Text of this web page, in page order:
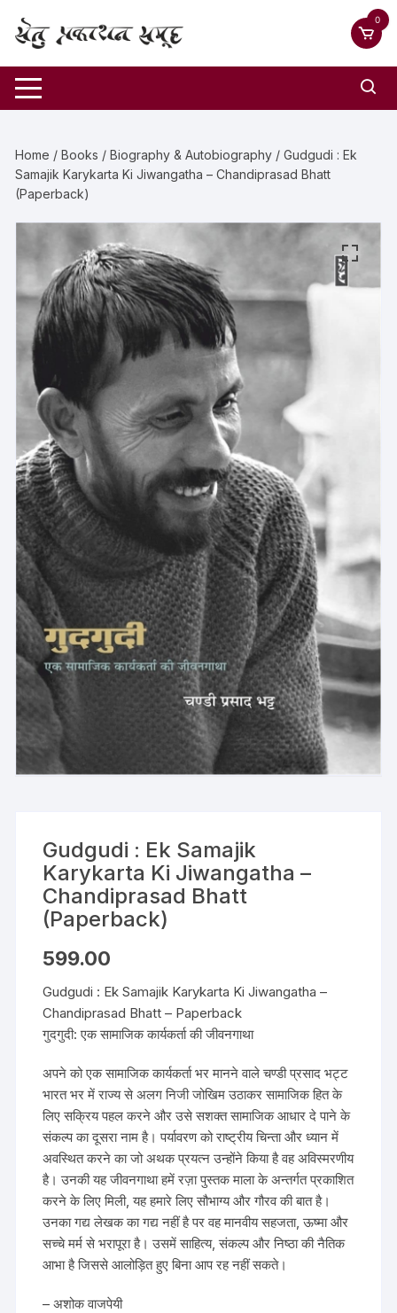
0
Home /Books /Biography & Autobiography / Gudgudi : Ek
Samajik Karykarta Ki Jiwangatha – Chandiprasad Bhatt
(Paperback)
Gudgudi : Ek Samajik
Karykarta Ki Jiwangatha –
Chandiprasad Bhatt
(Paperback)
599.00
Gudgudi : Ek Samajik Karykarta Ki Jiwangatha –
Chandiprasad Bhatt – Paperback
गुदगुदी: एक सामाजिक कार्यकर्ता की जीवनगाथा
अपने को एक सामाजिक कार्यकर्ता भर मानने वाले चण्डी प्रसाद भट्ट
भारत भर में राज्य से अलग निजी जोखिम उठाकर सामाजिक हित के
लिए सक्रिय पहल करने और उसे सशक्त सामाजिक आधार दे पाने के
संकल्प का दूसरा नाम है। पर्यावरण को राष्ट्रीय चिन्ता और ध्यान में
अवस्थित करने का जो अथक प्रयत्न उन्होंने किया है वह अविस्मरणीय
है। उनकी यह जीवनगाथा हमें रज़ा पुस्तक माला के अन्तर्गत प्रकाशित
करने के लिए मिली, यह हमारे लिए सौभाग्य और गौरव की बात है।
उनका गद्य लेखक का गद्य नहीं है पर वह मानवीय सहजता, ऊष्मा और
सच्चे मर्म से भरापूरा है। उसमें साहित्य, संकल्प और निष्ठा की नैतिक
आभा है जिससे आलोड़ित हुए बिना आप रह नहीं सकते।
– अशोक वाजपेयी